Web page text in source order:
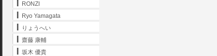
RONZI
Ryo Yamagata
りょうへい
齋藤 康輔
坂木 優貴